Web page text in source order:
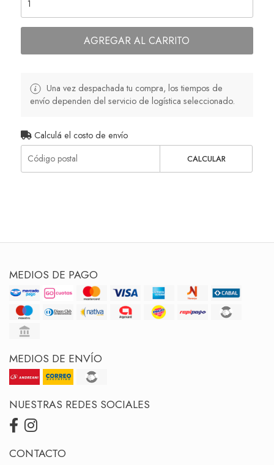
AGREGAR AL CARRITO
Una vez despachada tu compra, los tiempos de
envío dependen del servicio de logística seleccionado.
Calculá el costo de envío
CALCULAR
MEDIOS DE PAGO
MEDIOS DE ENVÍO
NUESTRAS REDES SOCIALES
CONTACTO